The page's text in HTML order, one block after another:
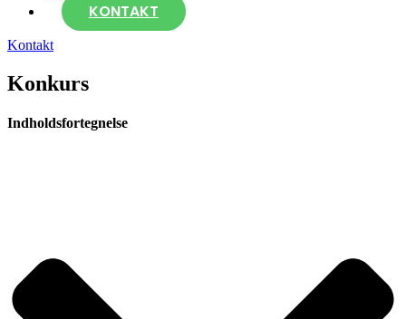
KONTAKT
Kontakt
Konkurs
Indholdsfortegnelse